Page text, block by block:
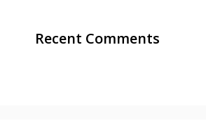
Recent Comments